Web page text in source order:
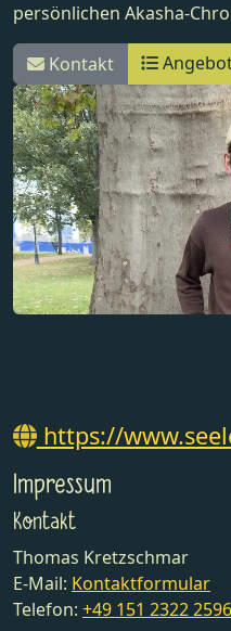
persönlichen Akasha-
Kontakt
https://
Impressum
Kontakt
Thomas Kretzschmar
E-Mail: Kontaktformular
Telefon: +49 151 2322 2596